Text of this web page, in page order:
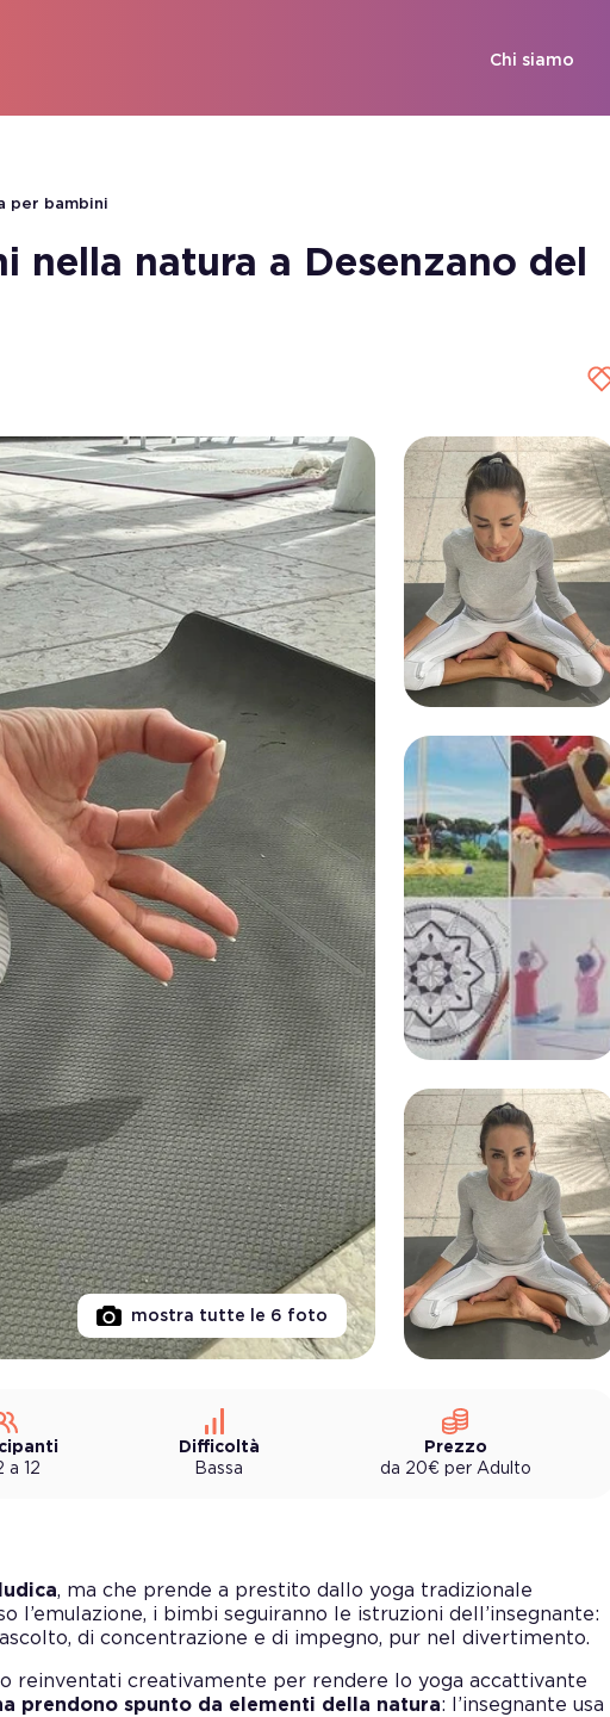
Chi siamo
per bambini
nella natura a Desenzano del
mostra tutte le 6 foto
a 12
Difficoltà
Bassa
Prezzo
da 20€ per Adulto
, ma che prende a prestito dallo yoga tradizionale
l’emulazione, i bimbi seguiranno le istruzioni dell’insegnante:
di concentrazione e di impegno, pur nel divertimento.
reinventati creativamente per rendere lo yoga accattivante
prendono spunto da elementi della natura: l’insegnante usa